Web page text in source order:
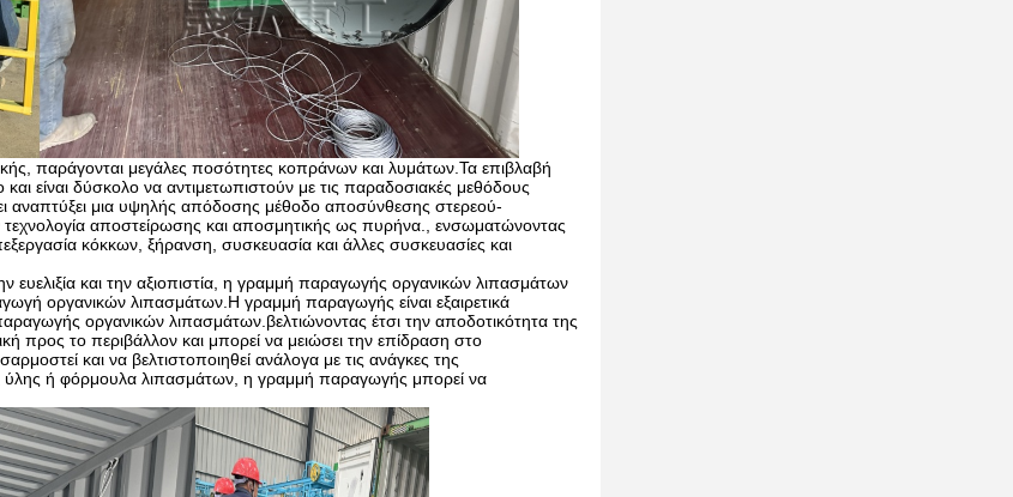
παράγονται μεγάλες ποσότητες κοπράνων και λυμάτων.Τα επιβλαβή
είναι δύσκολο να αντιμετωπιστούν με τις παραδοσιακές μεθόδους
αναπτύξει μια υψηλής απόδοσης μέθοδο αποσύνθεσης στερεού-
αποστείρωσης και αποσμητικής ως πυρήνα., ενσωματώνοντας
κόκκων, ξήρανση, συσκευασία και άλλες συσκευασίες και
και την αξιοπιστία, η γραμμή παραγωγής οργανικών λιπασμάτων
οργανικών λιπασμάτων.Η γραμμή παραγωγής είναι εξαιρετικά
οργανικών λιπασμάτων.βελτιώνοντας έτσι την αποδοτικότητα της
προς το περιβάλλον και μπορεί να μειώσει την επίδραση στο
και να βελτιστοποιηθεί ανάλογα με τις ανάγκες της
ύλης ή φόρμουλα λιπασμάτων, η γραμμή παραγωγής μπορεί να